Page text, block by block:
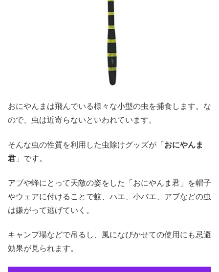
おにやんまは飛んでいる様々な小型の虫を捕食します。な
ので、虫は近寄らないといわれています。
そんな虫の性質を利用した虫除けグッズが「 おにやんま
君 」です。
アブや蜂にとって天敵の姿をした「おにやんま君」を帽子
やウェアに付けることで蚊、ハエ、小バエ、アブなどの虫
は嫌がって逃げていく。
キャンプ場などで吊るし、風になびかせての使用にも忌避
効果が見られます。